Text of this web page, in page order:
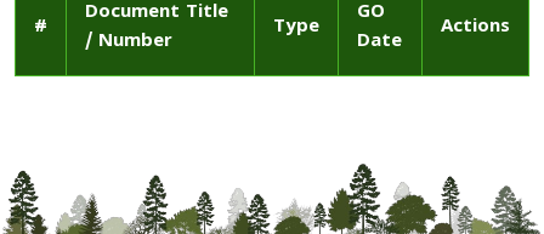
#
Document Title
/ Number
Type
GO
Date
Actions